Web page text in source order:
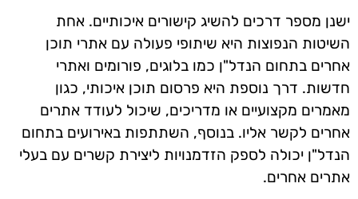
ישנן מספר דרכים להשיג קישורים איכותיים. אחת
השיטות הנפוצות היא שיתופי פעולה עם אתרי תוכן
אחרים בתחום הנדל"ן כמו בלוגים, פורומים ואתרי
חדשות. דרך נוספת היא פרסום תוכן איכותי, כגון
מאמרים מקצועיים או מדריכים, שיכול לעודד אתרים
אחרים לקשר אליו. בנוסף, השתתפות באירועים בתחום
הנדל"ן יכולה לספק הזדמנויות ליצירת קשרים עם בעלי
אתרים אחרים.